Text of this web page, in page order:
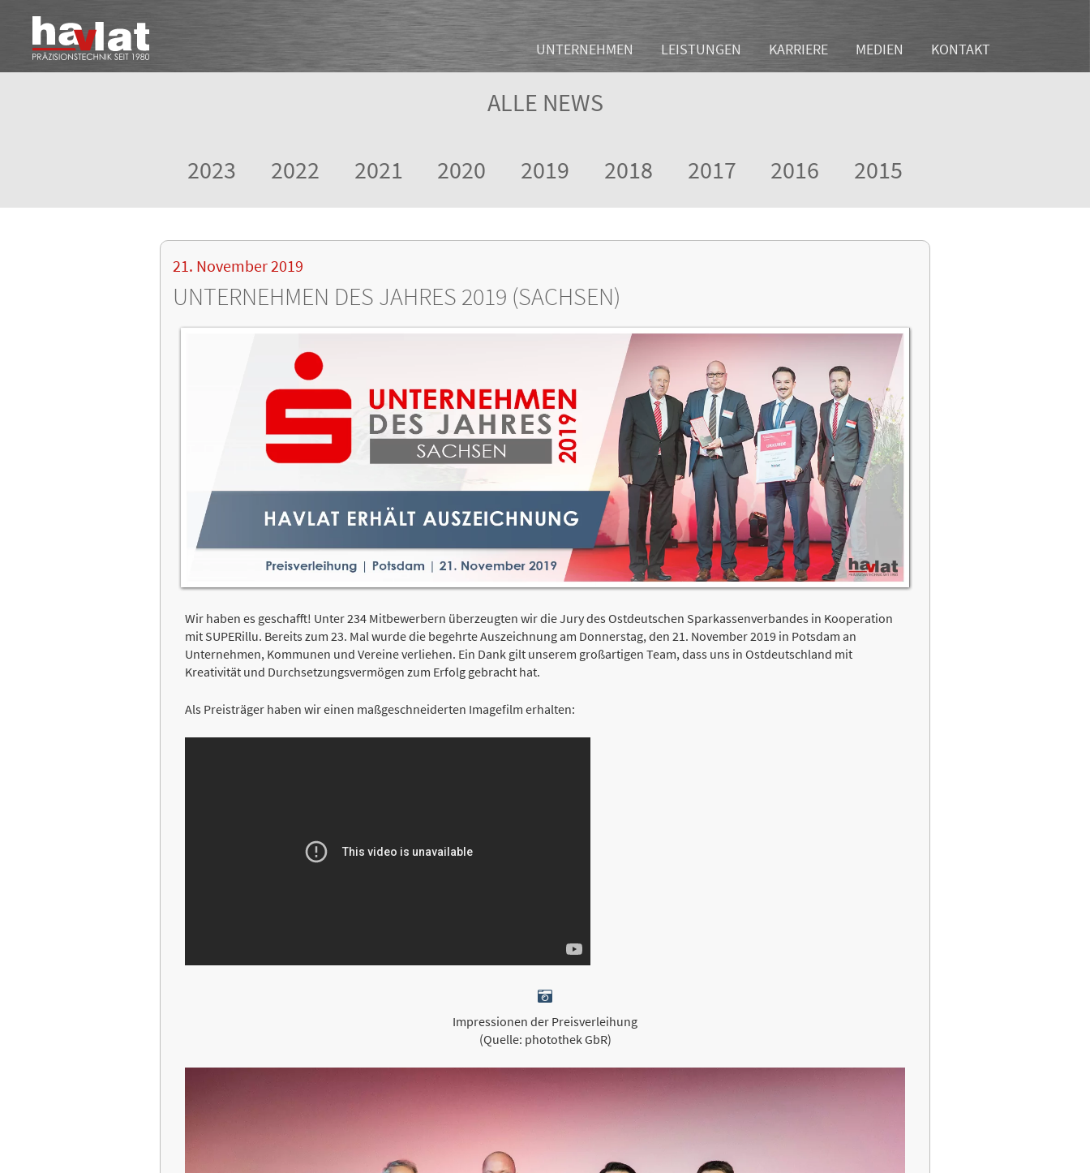
UNTERNEHMEN LEISTUNGEN KARRIERE MEDIEN KONTAKT
ALLE NEWS
2023 2022 2021 2020 2019 2018 2017 2016 2015
21. November 2019
UNTERNEHMEN DES JAHRES 2019 (SACHSEN)
Wir haben es geschafft! Unter 234 Mitbewerbern überzeugten wir die Jury des Ostdeutschen Sparkassenverbandes in Kooperation
mit SUPERillu. Bereits zum 23. Mal wurde die begehrte Auszeichnung am Donnerstag, den 21. November 2019 in Potsdam an
Unternehmen, Kommunen und Vereine verliehen. Ein Dank gilt unserem großartigen Team, dass uns in Ostdeutschland mit
Kreativität und Durchsetzungsvermögen zum Erfolg gebracht hat.
Als Preisträger haben wir einen maßgeschneiderten Imagefilm erhalten:
Impressionen der Preisverleihung
(Quelle: photothek GbR)